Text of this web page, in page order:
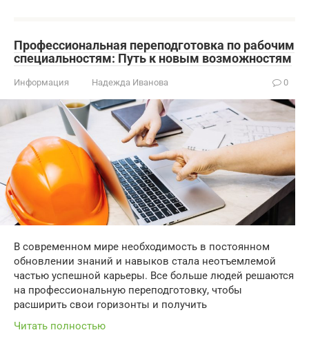
Профессиональная переподготовка по рабочим
специальностям: Путь к новым возможностям
Информация Надежда Иванова 0
В современном мире необходимость в постоянном
обновлении знаний и навыков стала неотъемлемой
частью успешной карьеры. Все больше людей решаются
на профессиональную переподготовку, чтобы
расширить свои горизонты и получить
Читать полностью